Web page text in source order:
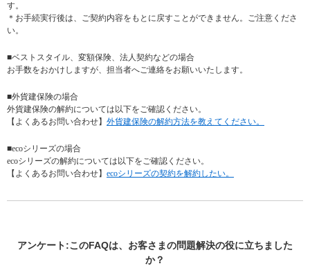
す。
＊お手続実行後は、ご契約内容をもとに戻すことができません。ご注意くださ
い。
■ベストスタイル、変額保険、法人契約などの場合
お手数をおかけしますが、担当者へご連絡をお願いいたします。
■外貨建保険の場合
外貨建保険の解約については以下をご確認ください。
【よくあるお問い合わせ】 外貨建保険の解約方法を教えてください。
■ecoシリーズの場合
ecoシリーズの解約については以下をご確認ください。
【よくあるお問い合わせ】 ecoシリーズの契約を解約したい。
アンケート:このFAQは、お客さまの問題解決の役に立ちました
か？